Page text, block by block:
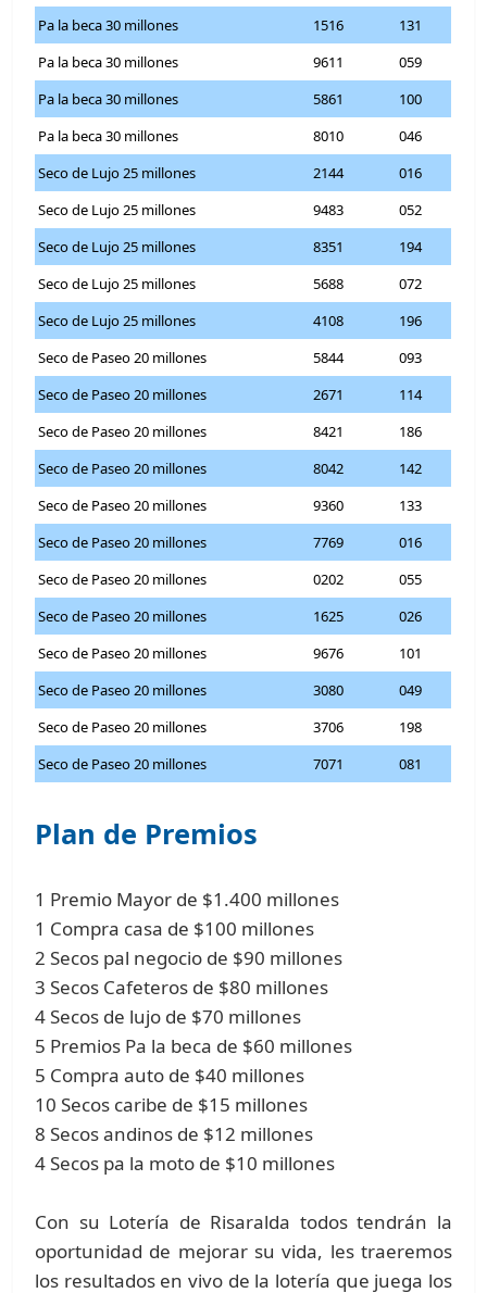
Pa la beca 30 millones
1516
131
Pa la beca 30 millones
9611
059
Pa la beca 30 millones
5861
100
Pa la beca 30 millones
8010
046
Seco de Lujo 25 millones
2144
016
Seco de Lujo 25 millones
9483
052
Seco de Lujo 25 millones
8351
194
Seco de Lujo 25 millones
5688
072
Seco de Lujo 25 millones
4108
196
Seco de Paseo 20 millones
5844
093
Seco de Paseo 20 millones
2671
114
Seco de Paseo 20 millones
8421
186
Seco de Paseo 20 millones
8042
142
Seco de Paseo 20 millones
9360
133
Seco de Paseo 20 millones
7769
016
Seco de Paseo 20 millones
0202
055
Seco de Paseo 20 millones
1625
026
Seco de Paseo 20 millones
9676
101
Seco de Paseo 20 millones
3080
049
Seco de Paseo 20 millones
3706
198
Seco de Paseo 20 millones
7071 081
Plan de Premios
1 Premio Mayor de $1.400 millones
1 Compra casa de $100 millones
2 Secos pal negocio de $90 millones
3 Secos Cafeteros de $80 millones
4 Secos de lujo de $70 millones
5 Premios Pa la beca de $60 millones
5 Compra auto de $40 millones
10 Secos caribe de $15 millones
8 Secos andinos de $12 millones
4 Secos pa la moto de $10 millones
Con su Lotería de Risaralda todos tendrán la
oportunidad de mejorar su vida, les traeremos
los resultados en vivo de la lotería que juega los